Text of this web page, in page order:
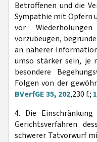
Betroffenen und die
Sympathie mit Opfern
vor
vorzubeugen,
an näherer
umso stärker sein, je
besondere
Folgen von der
BVerfGE 35, 202,230 f.;
4. Die
Gerichtsverfahren
schwerer Tatvorwurf